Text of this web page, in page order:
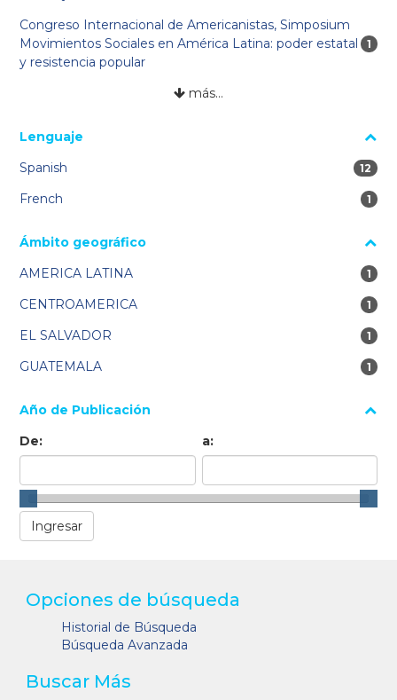
Congreso Internacional de Americanistas, Simposium
Movimientos Sociales en América Latina: poder estatal
y resistencia popular
1
1
más…
Lenguaje
Spanish
12
12
French 1
1
Ámbito geográfico
AMERICA LATINA
1
1
CENTROAMERICA 1
1
EL SALVADOR 1
1
GUATEMALA 1
1
Año de Publicación
De:
a:
Opciones de búsqueda
Historial de Búsqueda
Búsqueda Avanzada
Buscar Más